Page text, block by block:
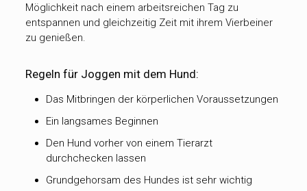
Möglichkeit nach einem arbeitsreichen Tag zu
entspannen und gleichzeitig Zeit mit ihrem Vierbeiner
zu genießen.
Regeln für Joggen mit dem Hund:
Das Mitbringen der körperlichen Voraussetzungen
Ein langsames Beginnen
Den Hund vorher von einem Tierarzt
durchchecken lassen
Grundgehorsam des Hundes ist sehr wichtig